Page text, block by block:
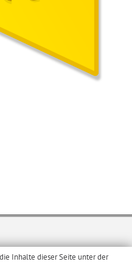
Inhalte dieser Seite unter der